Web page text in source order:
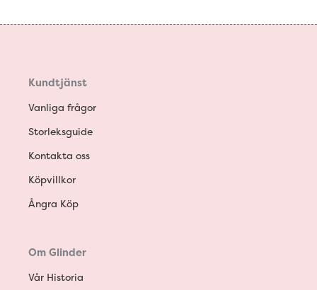
Kundtjänst
Vanliga frågor
Storleksguide
Kontakta oss
Köpvillkor
Ångra Köp
Om Glinder
Vår Historia